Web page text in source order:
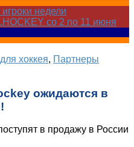
недели
со 2 по 11 июня
хоккея, Партнеры
ожидаются в
в продажу в России